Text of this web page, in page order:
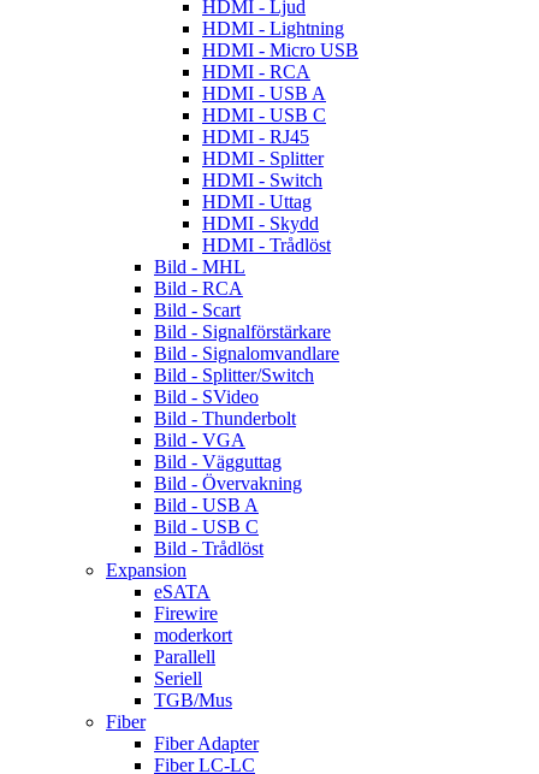
HDMI - Ljud
HDMI - Lightning
HDMI - Micro USB
HDMI - RCA
HDMI - USB A
HDMI - USB C
HDMI - RJ45
HDMI - Splitter
HDMI - Switch
HDMI - Uttag
HDMI - Skydd
HDMI - Trådlöst
Bild - MHL
Bild - RCA
Bild - Scart
Bild - Signalförstärkare
Bild - Signalomvandlare
Bild - Splitter/Switch
Bild - SVideo
Bild - Thunderbolt
Bild - VGA
Bild - Vägguttag
Bild - Övervakning
Bild - USB A
Bild - USB C
Bild - Trådlöst
Expansion
eSATA
Firewire
moderkort
Parallell
Seriell
TGB/Mus
Fiber
Fiber Adapter
Fiber LC-LC